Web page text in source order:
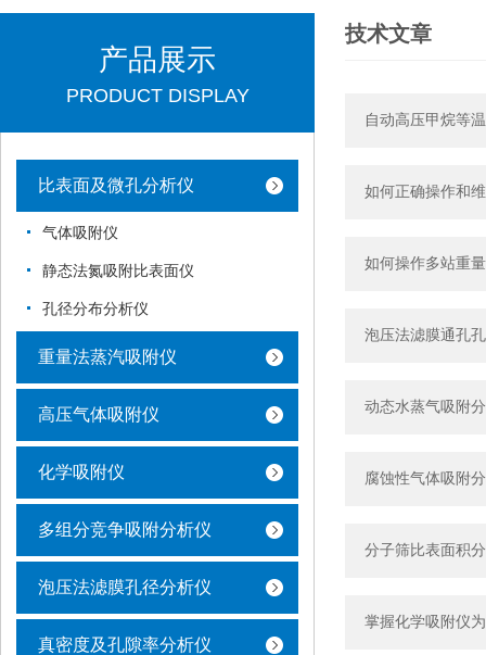
产品展示
PRODUCT DISPLAY
比表面及微孔分析仪
气体吸附仪
静态法氮吸附比表面仪
孔径分布分析仪
重量法蒸汽吸附仪
高压气体吸附仪
化学吸附仪
多组分竞争吸附分析仪
泡压法滤膜孔径分析仪
真密度及孔隙率分析仪
技术文章
自动高压甲烷等
如何正确操作和
如何操作多站重
泡压法滤膜通孔
动态水蒸气吸附
腐蚀性气体吸附
分子筛比表面积
掌握化学吸附仪